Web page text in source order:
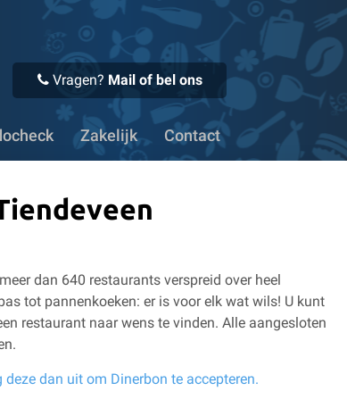
Vragen? Mail of bel ons
Zakelijk Contact
besteld, vandaag verstuurd ✔ Meer dan 1100
dan 640 restaurants verspreid over heel
tot pannenkoeken: er is voor elk wat wils! U kunt
restaurant naar wens te vinden. Alle aangesloten
deze dan uit om Dinerbon te accepteren.